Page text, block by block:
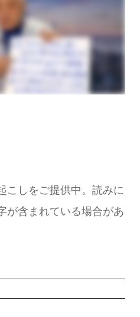
こしをご提供中。読みに
が含まれている場合があ